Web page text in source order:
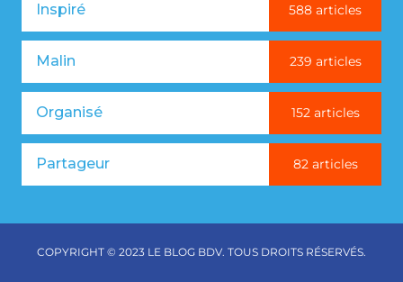
Inspiré 588 articles
Malin 239 articles
Organisé 152 articles
Partageur 82 articles
COPYRIGHT © 2023 LE BLOG BDV. TOUS DROITS RÉSERVÉS.